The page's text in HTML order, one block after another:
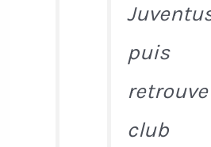
puis
club